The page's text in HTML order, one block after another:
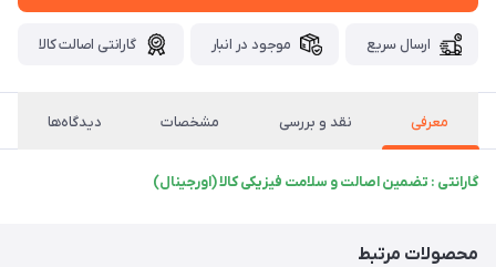
ارسال سریع موجود در انبار گارانتی اصالت کالا
معرفی نقد و بررسی مشخصات دیدگاه‌ها
گارانتی : تضمین اصالت و سلامت فیزیکی کالا (اورجینال)
محصولات مرتبط